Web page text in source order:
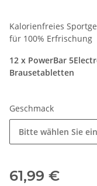
Kalorienfreies
für 100% Erfrischung
12 x PowerBar
Brausetabletten
Geschmack
Bitte wählen Sie
61,99 €